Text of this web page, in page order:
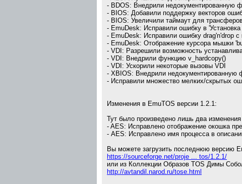
- BDOS: Внедрили недокументированную
- BIOS: Добавили поддержку векторов
- BIOS: Увеличили таймаут для
- EmuDesk: Исправили ошибку в
- EmuDesk: Исправили ошибку drag'n'drop с
- EmuDesk: Отображение курсора мышки
- VDI: Разрешили возможность
- VDI: Внедрили функцию v_hardcopy()
- VDI: Ускорили некоторые вызовы VDI
- XBIOS: Внедрили недокументированную
- Исправили множество мелких/скрытых
Изменения в EmuTOS версии 1.2.1:
Тут было произведено лишь два
- AES: Исправлено отображение окошка
- AES: Исправлено имя процесса в
Вы можете загрузить последнюю версию
https://sourceforge.net/proje ... tos/1.2.1/
или из Коллекции Образов TOS Димы
http://avtandil.narod.ru/tose.html